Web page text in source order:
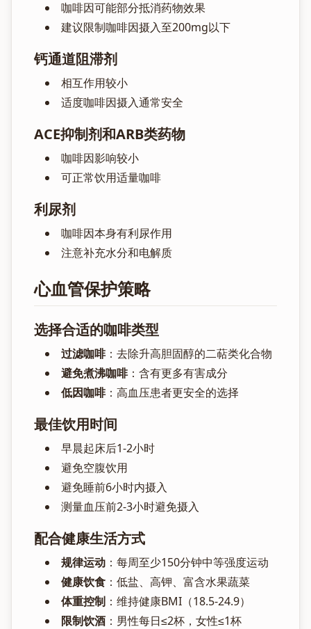
咖啡因可能部分抵消药物效果
建议限制咖啡因摄入至200mg以下
钙通道阻滞剂
相互作用较小
适度咖啡因摄入通常安全
ACE抑制剂和ARB类药物
咖啡因影响较小
可正常饮用适量咖啡
利尿剂
咖啡因本身有利尿作用
注意补充水分和电解质
心血管保护策略
选择合适的咖啡类型
过滤咖啡：去除升高胆固醇的二萜类化合物
避免煮沸咖啡：含有更多有害成分
低因咖啡：高血压患者更安全的选择
最佳饮用时间
早晨起床后1-2小时
避免空腹饮用
避免睡前6小时内摄入
测量血压前2-3小时避免摄入
配合健康生活方式
规律运动 ：每周至少150分钟中等强度运动
健康饮食 ：低盐、高钾、富含水果蔬菜
体重控制 ：维持健康BMI（18.5-24.9）
限制饮酒 ：男性每日≤2杯，女性≤1杯